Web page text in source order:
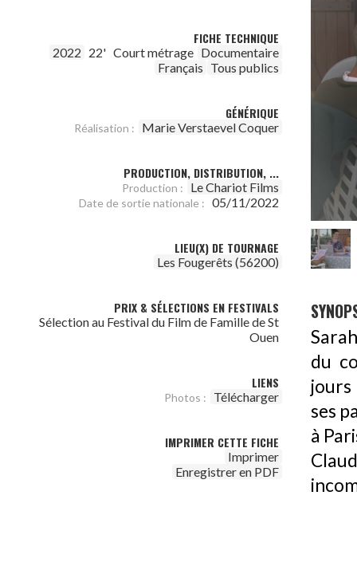
FICHE TECHNIQUE
2022 22' Court métrage Documentaire
Français Tous publics
GÉNÉRIQUE
Réalisation : Marie Verstaevel Coquer
PRODUCTION, DISTRIBUTION, ...
Production : Le Chariot Films
Date de sortie nationale : 05/11/2022
LIEU(X) DE TOURNAGE
Les Fougerêts (56200)
PRIX & SÉLECTIONS EN FESTIVALS
Sélection au Festival du Film de Famille de St
Ouen
LIENS
Photos : Télécharger
IMPRIMER CETTE FICHE
Imprimer
Enregistrer en PDF
du
ses
à